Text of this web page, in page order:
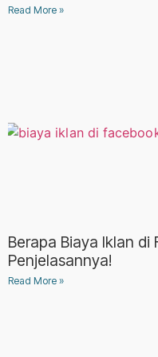
Read More »
Berapa Biaya Iklan di
Penjelasannya!
Read More »